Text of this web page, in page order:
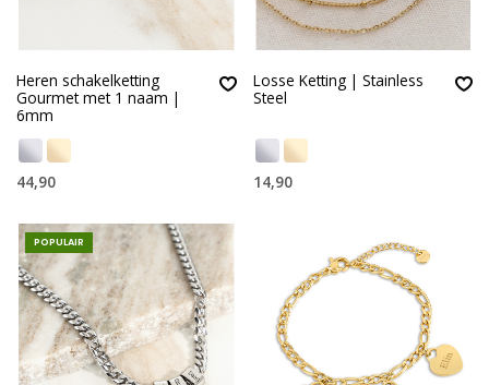
Heren schakelketting
Gourmet met 1 naam |
6mm
44,90
Losse Ketting | Stainless
Steel
14,90
POPULAIR